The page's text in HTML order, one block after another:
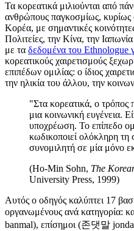
Τα κορεατικά μιλιούνται από
ανθρώπους παγκοσμίως,
Κορέα, με σημαντικές
Πολιτείες, την Κίνα, την
με τα δεδομένα του Ethnologue
κορεατικούς χαιρετισμούς
επιπέδων ομιλίας: ο ίδιος
την ηλικία του άλλου, την
"Στα κορεατικά, ο τρόπος
μια κοινωνική ευγένεια.
υποχρέωση. Το επίπεδο
κωδικοποιεί ολόκληρη
συνομιλητή σε μία μόνο
(Ho-Min Sohn, The
University Press, 1999)
Αυτός ο οδηγός καλύπτει 17
οργανωμένους ανά κατηγορία:
banmal), επίσημοι (존댓말